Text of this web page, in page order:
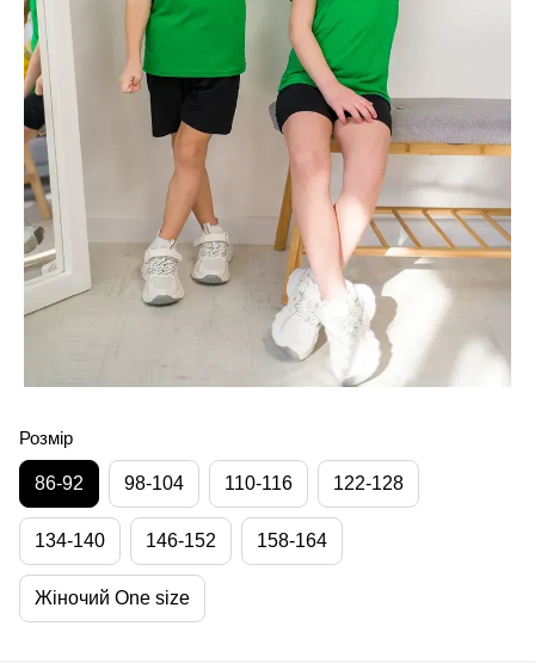
Розмір
86-92 98-104 110-116 122-128
134-140 146-152 158-164
Жіночий One size